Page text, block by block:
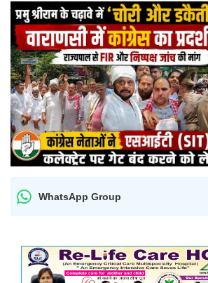
WhatsApp Group